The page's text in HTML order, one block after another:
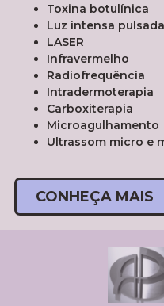
Toxina botulínica
Luz intensa pulsada
LASER
Infravermelho
Radiofrequência
Intradermoterapia
Carboxiterapia
Microagulhamento
Ultrassom micro e
CONHEÇA MAIS